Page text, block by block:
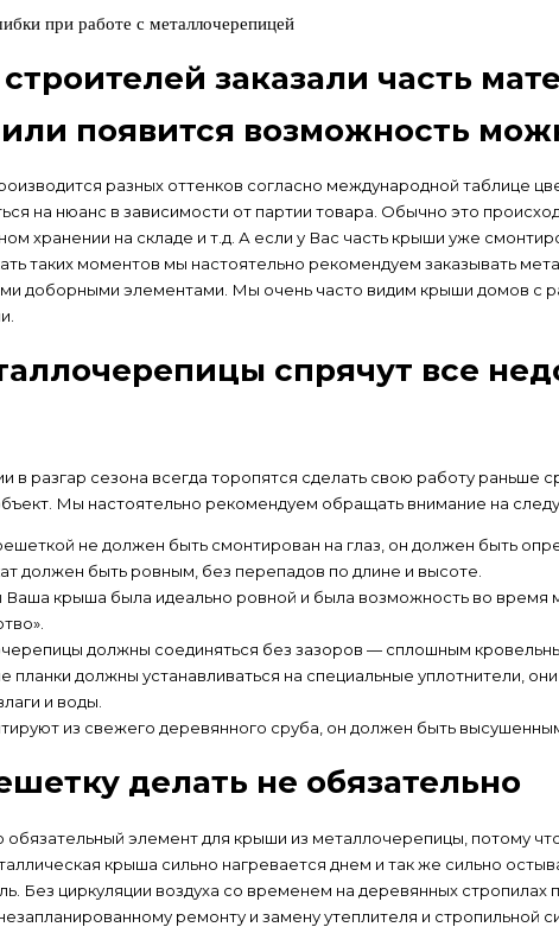
при работе с металлочерепицей
заказали часть
или появится возможность
разных оттенков согласно международной таблице
на нюанс в зависимости от партии товара. Обычно это
хранении на складе и т.д. А если у Вас часть крыши уже
таких моментов мы настоятельно рекомендуем заказывать
доборными элементами. Мы очень часто видим крыши домов с
спрячут все
в разгар сезона всегда торопятся сделать свою работу раньше
Мы настоятельно рекомендуем обращать внимание на
не должен быть смонтирован на глаз, он должен быть
должен быть ровным, без перепадов по длине и высоте.
Ваша крыша была идеально ровной и была возможность во время
должны соединяться без зазоров — сплошным
планки должны устанавливаться на специальные уплотнители,
и воды.
из свежего деревянного сруба, он должен быть
делать не обязательно
элемент для крыши из металлочерепицы, потому
крыша сильно нагревается днем и так же сильно
Без циркуляции воздуха со временем на деревянных
ремонту и замену утеплителя и стропильной